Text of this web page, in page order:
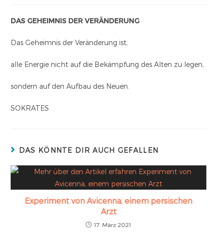
DAS GEHEIMNIS DER VERÄNDERUNG
Das Geheimnis der Veränderung ist,
alle Energie nicht auf die Bekämpfung des Alten zu legen,
sondern auf den Aufbau des Neuen.
SOKRATES
DAS KÖNNTE DIR AUCH GEFALLEN
Experiment von Avicenna, einem persischen
Arzt
17. März 2021